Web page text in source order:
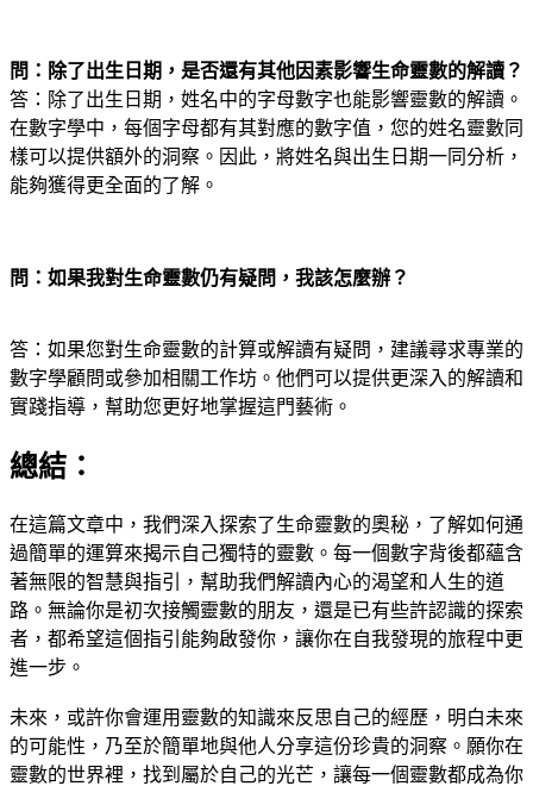
問：除了出生日期，是否還有其他因素影響生命靈數的解讀？
答：除了出生日期，姓名中的字母數字也能影響靈數的解讀。
在數字學中，每個字母都有其對應的數字值，您的姓名靈數同
樣可以提供額外的洞察。因此，將姓名與出生日期一同分析，
能夠獲得更全面的了解。
問：如果我對生命靈數仍有疑問，我該怎麼辦？
答：如果您對生命靈數的計算或解讀有疑問，建議尋求專業的
數字學顧問或參加相關工作坊。他們可以提供更深入的解讀和
實踐指導，幫助您更好地掌握這門藝術。
總結：
在這篇文章中，我們深入探索了生命靈數的奧秘，了解如何通
過簡單的運算來揭示自己獨特的靈數。每一個數字背後都蘊含
著無限的智慧與指引，幫助我們解讀內心的渴望和人生的道
路。無論你是初次接觸靈數的朋友，還是已有些許認識的探索
者，都希望這個指引能夠啟發你，讓你在自我發現的旅程中更
進一步。
未來，或許你會運用靈數的知識來反思自己的經歷，明白未來
的可能性，乃至於簡單地與他人分享這份珍貴的洞察。願你在
靈數的世界裡，找到屬於自己的光芒，讓每一個靈數都成為你